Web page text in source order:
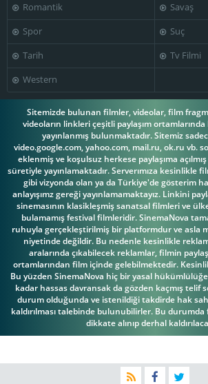
Romantik
Savaş
Spor
Suç
Tarih
Tv Filmi
Western
Sitemizde bulunan filmler, videolar, film
videoların linkleri çeşitli paylaşım
yayınlanmış bulunmaktadır. Sitemiz
video.google.com, yahoo.com, mail.ru, ok.ru vb.
eklenmiş ve koşulsuz herkese paylaşıma
süretiyle yayınlamaktadır. Serverımıza kesinlikle
gibi vizyonda olan ya da Türkiye'de gösterim
anlayışımz gereği yayınlamamaktayız. Linkini
sinemasının klasikleşmiş sanatsal filmleri ve
bulamamış festival filmleridir. SinemaNova
ruhuyla gerçekleştirilmiş bir platformdur ve asla
niyetinde değildir. Bu nedenle kesinlikle
aralarında çıkabilecek reklamlar, filmin
ortamlarından film içinde gelebilmektedir.
Bu yüzden SinemaNova hiç bir yasal
kadar hassas davransak da gözden kaçmış telif
durum olduğunda ve istenildiği takdirde hak
kaldırılması talebinde bulunubilirler. Bu
dikkate alınıp derhal